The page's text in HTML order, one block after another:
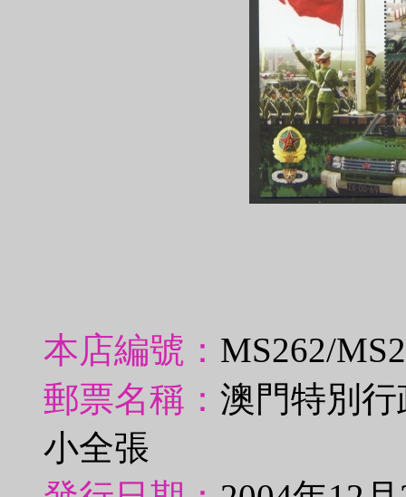
本店編號： MS262/
郵票名稱： 澳門特別
小全張